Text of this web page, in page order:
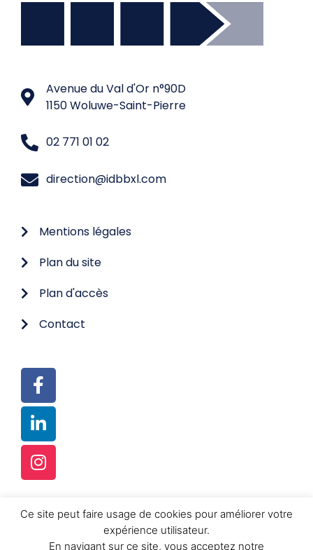
Avenue du Val d'Or n°90D
1150 Woluwe-Saint-Pierre
02 771 01 02
direction@idbbxl.com
Mentions légales
Plan du site
Plan d'accès
Contact
© TOUS DROITS RÉSERVÉS
RÉALISATION :
FUSION-K SRL
Ce site peut faire usage de cookies pour améliorer votre
expérience utilisateur.
En navigant sur ce site, vous acceptez notre